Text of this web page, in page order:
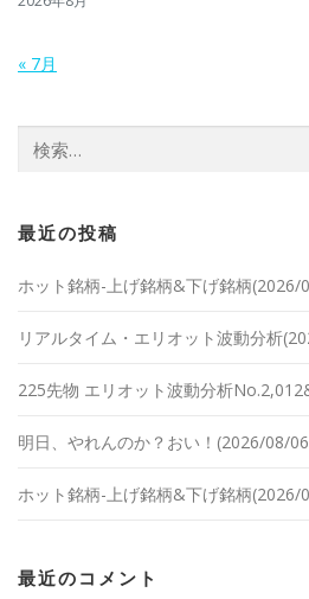
« 7月
最近の投稿
ホット銘柄-上げ銘柄&下げ銘柄(2026/
リアルタイム・エリオット波動分析
225先物 エリオット波動分析
明日、やれんのか？おい！(2026/08/
ホット銘柄-上げ銘柄&下げ銘柄(2026/
最近のコメント